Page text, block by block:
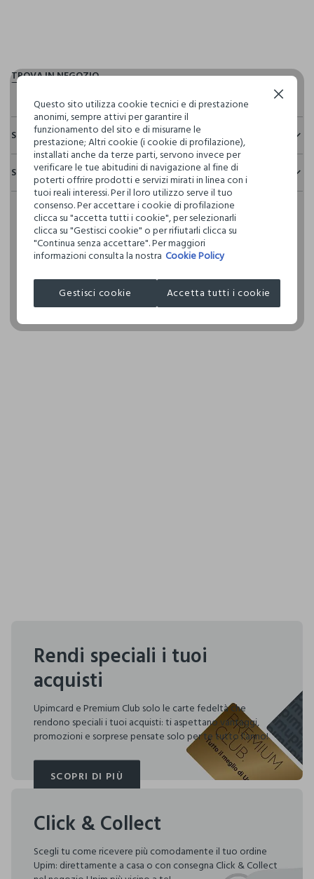
Sostenibilità e trasparenza
Sicurezza
Il 100% dei nostri articoli viene sottoposto a test chimico-
fisici, per verificarne il rispetto dei limiti che abbiamo
definito per l’uso di sostanze chimiche, talvolta anche più
restrittivi rispetto a quelli previsti dalla normativa
internazionale.
Clicca qui per vedere i dettagli
I nostri fornitori
L'OREAL ITALIA S.P.A.
Spedizione e resi
Hai fino a 30 giorni dalla consegna del tuo ordine online per
cambiare idea e restituire i prodotti che hai acquistato.
Rendi speciali i tuoi
acquisti
Upimcard e Premium Club solo le carte fedeltà che
rendono speciali i tuoi acquisti: ti aspettano vantaggi,
promozioni e sorprese pensate solo per te tutto l'anno!
SCOPRI DI PIÙ
SCOPRI DI PIÙ
Click & Collect
Scegli tu come ricevere più comodamente il tuo ordine
Upim: direttamente a casa o con consegna Click & Collect
Questo sito utilizza cookie tecnici e di prestazione
anonimi, sempre attivi per garantire il
funzionamento del sito e di misurarne le
prestazione; Altri cookie (i cookie di profilazione),
installati anche da terze parti, servono invece per
verificare le tue abitudini di navigazione al fine di
poterti offrire prodotti e servizi mirati in linea con i
tuoi reali interessi. Per il loro utilizzo serve il tuo
consenso. Per accettare i cookie di profilazione
clicca su "accetta tutti i cookie", per selezionarli
clicca su "Gestisci cookie" o per rifiutarli clicca su
"Continua senza accettare". Per maggiori
informazioni consulta la nostra Cookie Policy
Gestisci cookie Accetta tutti i cookie
Continua senza accettare